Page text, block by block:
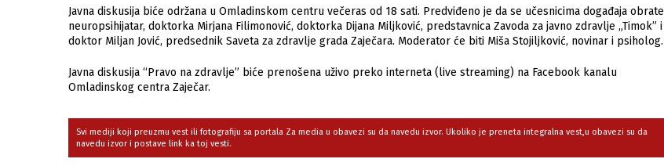
Javna diskusija biće održana u Omladinskom centru večeras od 18 sati. Predviđeno je da se učesnicima događaja obrate
neuropsihijatar, doktorka Mirjana Filimonović, doktorka Dijana Miljković, predstavnica Zavoda za javno zdravlje „Timok” i
doktor Miljan Jović, predsednik Saveta za zdravlje grada Zaječara. Moderator će biti Miša Stojiljković, novinar i psiholog.
Javna diskusija “Pravo na zdravlje” biće prenošena uživo preko interneta (live streaming) na Facebook kanalu
Omladinskog centra Zaječar.
Svi mediji koji preuzmu vest ili fotografiju sa portala Za media u obavezi su da navedu izvor. Ukoliko je preneta integralna vest,u obavezi su da
navedu izvor i postave link ka toj vesti.